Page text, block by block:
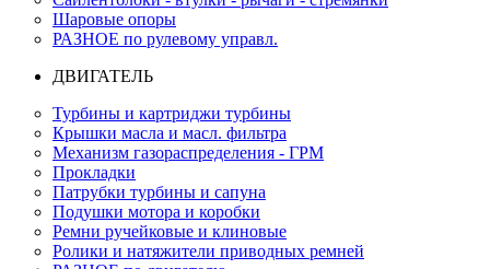
Шаровые опоры
РАЗНОЕ по рулевому управл.
ДВИГАТЕЛЬ
Турбины и картриджи турбины
Крышки масла и масл. фильтра
Механизм газораспределения - ГРМ
Прокладки
Патрубки турбины и сапуна
Подушки мотора и коробки
Ремни ручейковые и клиновые
Ролики и натяжители приводных ремней